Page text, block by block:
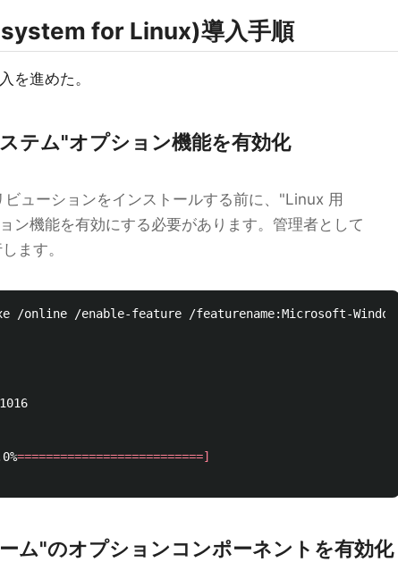
for Linux)導入手順
を進めた。
テム"オプション機能を有効化
ューションをインストールする前に、"Linux 用
ン機能を有効にする必要があります。管理者として
ます。
/online /enable-feature /featurename:Microsoft-
==========================]
ム"のオプションコンポーネントを有効化